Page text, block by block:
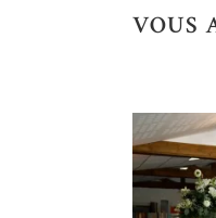
VOUS